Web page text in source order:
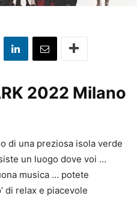
2022 Milano
di una preziosa isola verde
un luogo dove voi …
musica … potete
di relax e piacevole